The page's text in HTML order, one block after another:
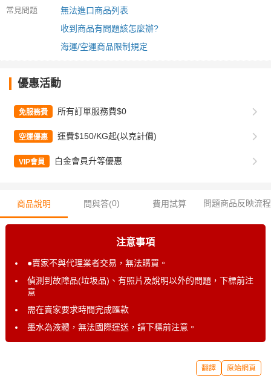
常見問題
無法進口商品列表
收到商品有問題該怎麼辦?
海運/空運商品限制規定
優惠活動
免服務費 所有訂單服務費$0
空運優惠 運費$150/KG起(以克計價)
VIP會員 白金會員升等優惠
商品說明 問與答(0) 費用試算 問題商品反映流程
注意事項
●賣家不與代理業者交易，無法購買。
偵測到故障品(垃圾品)、有照片及說明以外的問題，下標前注
意
需在賣家要求時間完成匯款
墨水為液體，無法國際運送，請下標前注意。
翻譯 原始網頁